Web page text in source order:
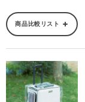
商品比較リスト